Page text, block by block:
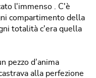
l'immenso . C'è
compartimento della
totalità c'era quella
pezzo d’anima
alla perfezione